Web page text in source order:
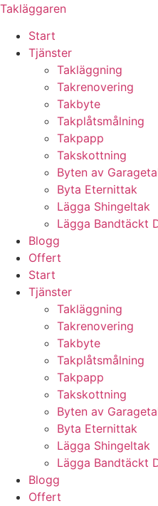
Skip
content
Takläggaren
Start
Tjänster
Takläggning
Takrenovering
Takbyte
Takplåtsmålning
Takpapp
Takskottning
Byten av
Byta Eternittak
Lägga Shingeltak
Lägga Bandtäckt
Blogg
Offert
Start
Tjänster
Takläggning
Takrenovering
Takbyte
Takplåtsmålning
Takpapp
Takskottning
Byten av
Byta Eternittak
Lägga Shingeltak
Lägga Bandtäckt
Blogg
Offert